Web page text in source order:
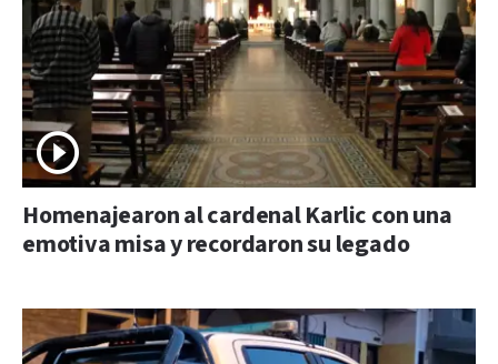
Homenajearon al cardenal Karlic con una
emotiva misa y recordaron su legado